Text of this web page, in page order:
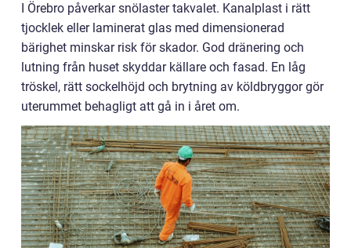
I Örebro påverkar snölaster takvalet. Kanalplast i rätt
tjocklek eller laminerat glas med dimensionerad
bärighet minskar risk för skador. God dränering och
lutning från huset skyddar källare och fasad. En låg
tröskel, rätt sockelhöjd och brytning av köldbryggor gör
uterummet behagligt att gå in i året om.